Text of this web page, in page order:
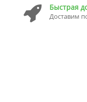
Быстрая
Доставим